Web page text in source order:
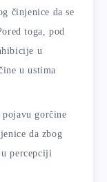
činjenice da se
toga, pod
u
u ustima
gorčine
da zbog
percepciji